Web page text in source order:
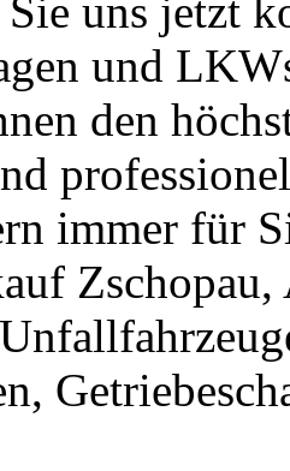
uns jetzt
und
den
immer für